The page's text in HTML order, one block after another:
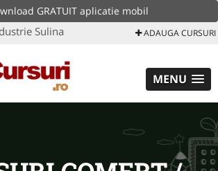
GRATUIT aplicatie mobil
Sulina ADAUGA CURSURI
MENU